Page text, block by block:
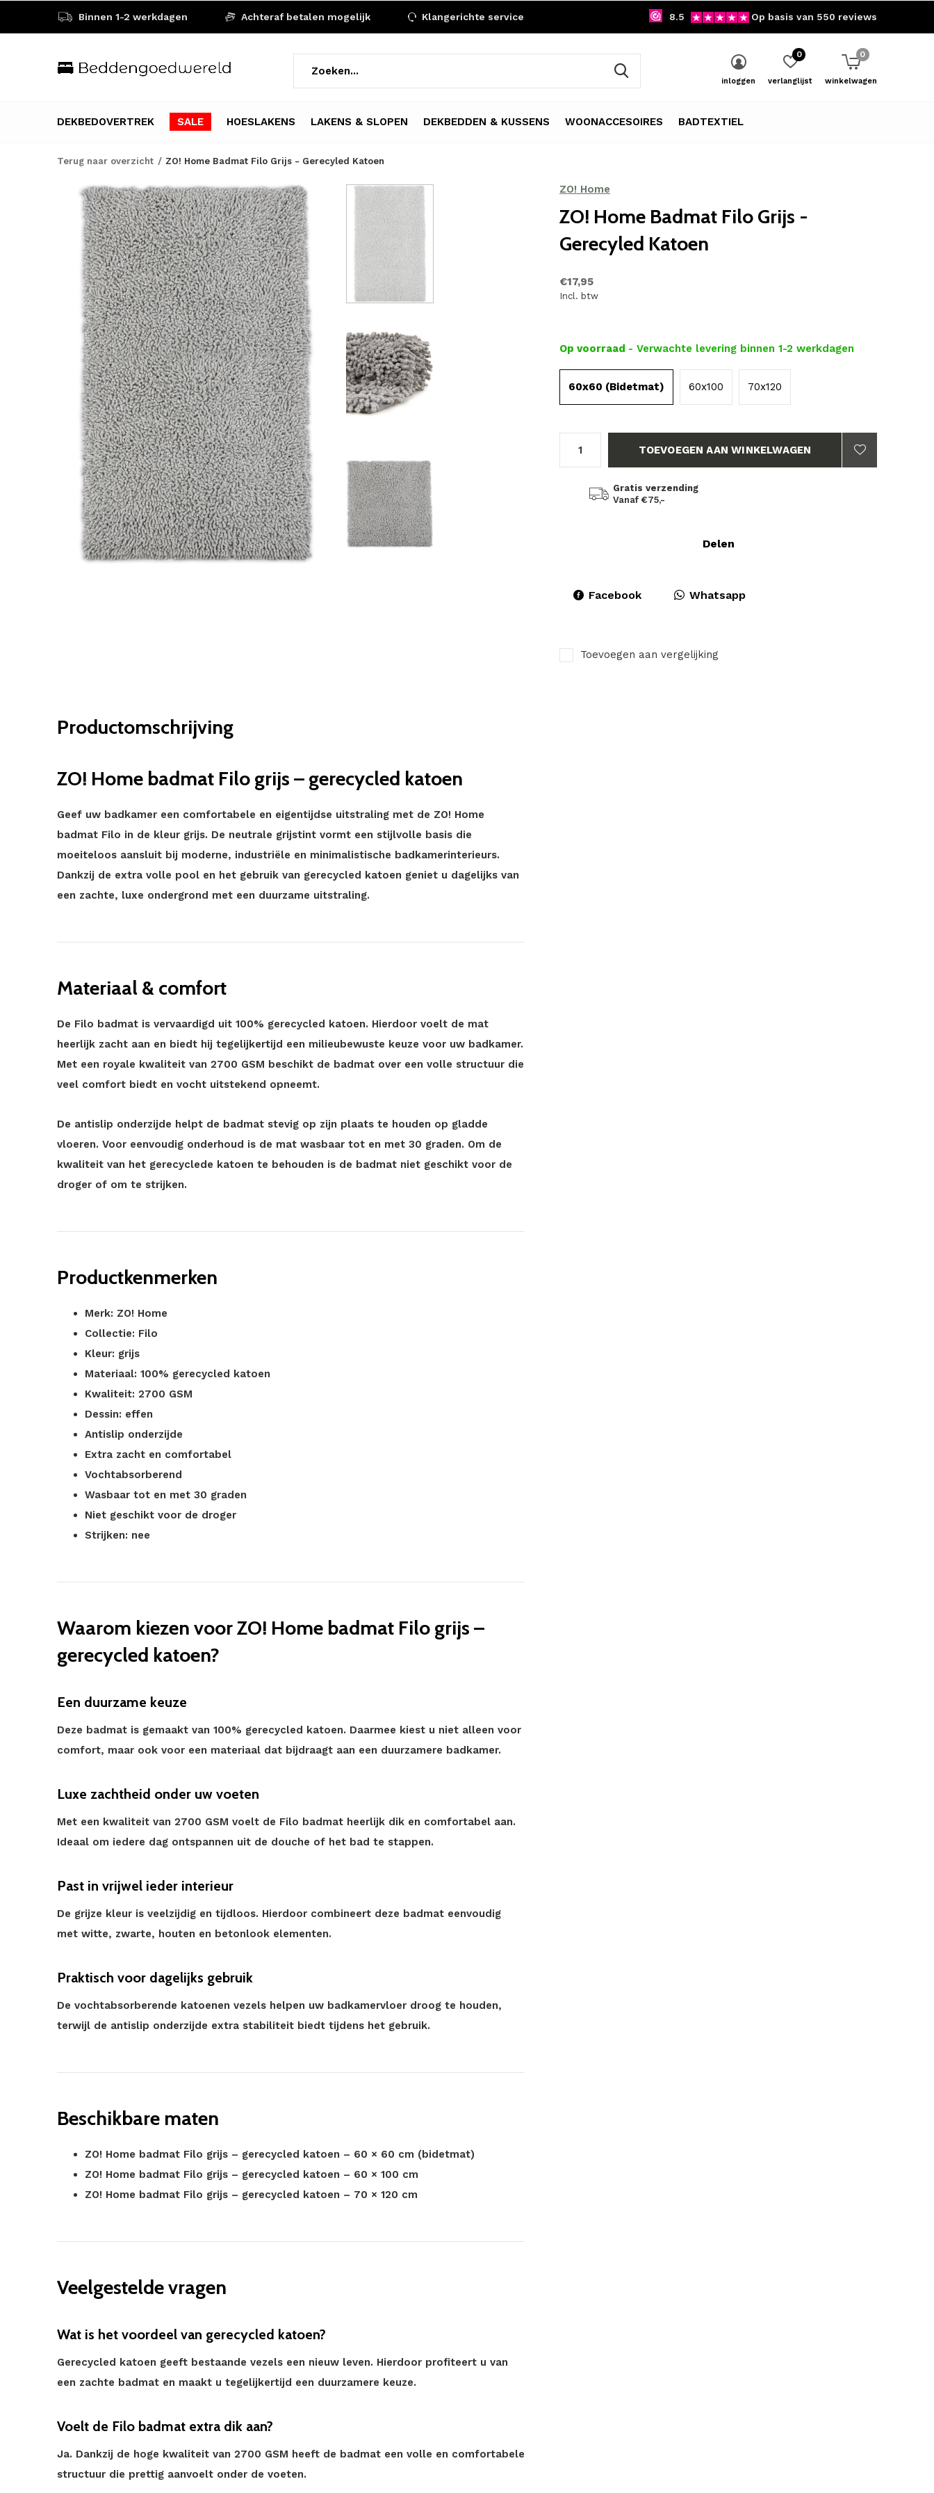
DEKBEDOVERTREK SALE HOESLAKENS LAKENS & SLOPEN DEKBEDDEN & KUSSENS WOONACCESOIRES BADTEXTIEL
inloggen verlanglijst
0
winkelwagen
0
Binnen 1-2 werkdagen Achteraf betalen mogelijk Klangerichte service 8.5 Op basis van 550 reviews
Terug naar overzicht ZO! Home Badmat Filo Grijs - Gerecyled Katoen
ZO! Home
ZO! Home Badmat Filo Grijs -
Gerecyled Katoen
€17,95
Incl. btw
Op voorraad - Verwachte levering binnen 1-2 werkdagen
60x60 (Bidetmat) 60x100 70x120
TOEVOEGEN AAN WINKELWAGEN
Gratis verzending
Vanaf €75,-
Delen
Facebook Whatsapp
Toevoegen aan vergelijking
Productomschrijving
ZO! Home badmat Filo grijs – gerecycled katoen
Geef uw badkamer een comfortabele en eigentijdse uitstraling met de ZO! Home
badmat Filo in de kleur grijs. De neutrale grijstint vormt een stijlvolle basis die
moeiteloos aansluit bij moderne, industriële en minimalistische badkamerinterieurs.
Dankzij de extra volle pool en het gebruik van gerecycled katoen geniet u dagelijks van
een zachte, luxe ondergrond met een duurzame uitstraling.
Materiaal & comfort
De Filo badmat is vervaardigd uit 100% gerecycled katoen. Hierdoor voelt de mat
heerlijk zacht aan en biedt hij tegelijkertijd een milieubewuste keuze voor uw badkamer.
Met een royale kwaliteit van 2700 GSM beschikt de badmat over een volle structuur die
veel comfort biedt en vocht uitstekend opneemt.
De antislip onderzijde helpt de badmat stevig op zijn plaats te houden op gladde
vloeren. Voor eenvoudig onderhoud is de mat wasbaar tot en met 30 graden. Om de
kwaliteit van het gerecyclede katoen te behouden is de badmat niet geschikt voor de
droger of om te strijken.
Productkenmerken
Merk: ZO! Home
Collectie: Filo
Kleur: grijs
Materiaal: 100% gerecycled katoen
Kwaliteit: 2700 GSM
Dessin: effen
Antislip onderzijde
Extra zacht en comfortabel
Vochtabsorberend
Wasbaar tot en met 30 graden
Niet geschikt voor de droger
Strijken: nee
Waarom kiezen voor ZO! Home badmat Filo grijs –
gerecycled katoen?
Een duurzame keuze
Deze badmat is gemaakt van 100% gerecycled katoen. Daarmee kiest u niet alleen voor
comfort, maar ook voor een materiaal dat bijdraagt aan een duurzamere badkamer.
Luxe zachtheid onder uw voeten
Met een kwaliteit van 2700 GSM voelt de Filo badmat heerlijk dik en comfortabel aan.
Ideaal om iedere dag ontspannen uit de douche of het bad te stappen.
Past in vrijwel ieder interieur
De grijze kleur is veelzijdig en tijdloos. Hierdoor combineert deze badmat eenvoudig
met witte, zwarte, houten en betonlook elementen.
Praktisch voor dagelijks gebruik
De vochtabsorberende katoenen vezels helpen uw badkamervloer droog te houden,
terwijl de antislip onderzijde extra stabiliteit biedt tijdens het gebruik.
Beschikbare maten
ZO! Home badmat Filo grijs – gerecycled katoen – 60 × 60 cm (bidetmat)
ZO! Home badmat Filo grijs – gerecycled katoen – 60 × 100 cm
ZO! Home badmat Filo grijs – gerecycled katoen – 70 × 120 cm
Veelgestelde vragen
Wat is het voordeel van gerecycled katoen?
Gerecycled katoen geeft bestaande vezels een nieuw leven. Hierdoor profiteert u van
een zachte badmat en maakt u tegelijkertijd een duurzamere keuze.
Voelt de Filo badmat extra dik aan?
Ja. Dankzij de hoge kwaliteit van 2700 GSM heeft de badmat een volle en comfortabele
structuur die prettig aanvoelt onder de voeten.